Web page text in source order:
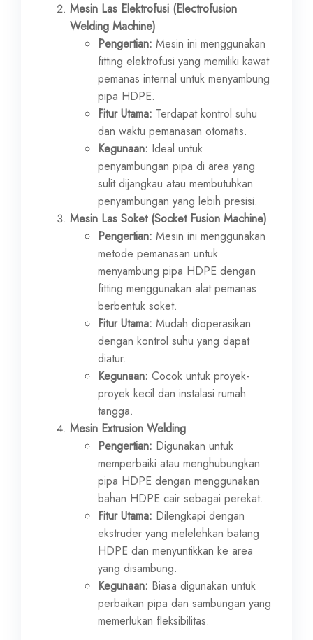
Mesin Las Elektrofusi (Electrofusion
Welding Machine)
Pengertian: Mesin ini menggunakan
fitting elektrofusi yang memiliki kawat
pemanas internal untuk menyambung
pipa HDPE.
Fitur Utama: Terdapat kontrol suhu
dan waktu pemanasan otomatis.
Kegunaan: Ideal untuk
penyambungan pipa di area yang
sulit dijangkau atau membutuhkan
penyambungan yang lebih presisi.
Mesin Las Soket (Socket Fusion Machine)
Pengertian: Mesin ini menggunakan
metode pemanasan untuk
menyambung pipa HDPE dengan
fitting menggunakan alat pemanas
berbentuk soket.
Fitur Utama: Mudah dioperasikan
dengan kontrol suhu yang dapat
diatur.
Kegunaan: Cocok untuk proyek-
proyek kecil dan instalasi rumah
tangga.
Mesin Extrusion Welding
Pengertian: Digunakan untuk
memperbaiki atau menghubungkan
pipa HDPE dengan menggunakan
bahan HDPE cair sebagai perekat.
Fitur Utama: Dilengkapi dengan
ekstruder yang melelehkan batang
HDPE dan menyuntikkan ke area
yang disambung.
Kegunaan: Biasa digunakan untuk
perbaikan pipa dan sambungan yang
memerlukan fleksibilitas.